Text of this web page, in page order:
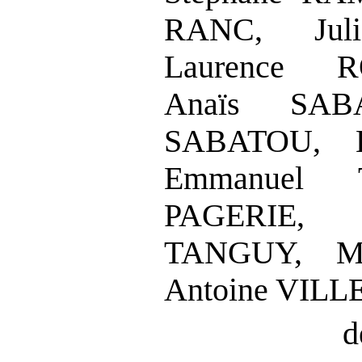
RANC,
Laurence
Anaïs
SABATOU,
TANGUY,
Antoine